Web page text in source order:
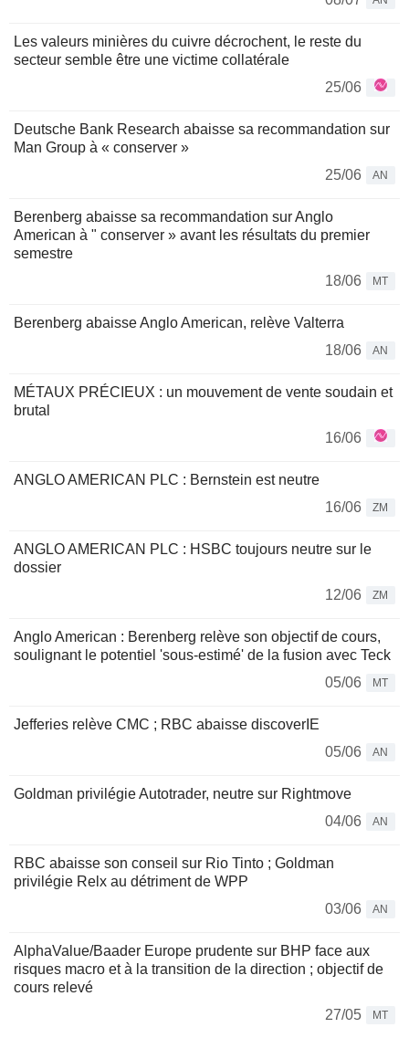
Les valeurs minières du cuivre décrochent, le reste du
secteur semble être une victime collatérale
25/06
Deutsche Bank Research abaisse sa recommandation sur
Man Group à « conserver »
25/06
AN
Berenberg abaisse sa recommandation sur Anglo
American à " conserver » avant les résultats du premier
semestre
18/06
MT
Berenberg abaisse Anglo American, relève Valterra
18/06
AN
MÉTAUX PRÉCIEUX : un mouvement de vente soudain et
brutal
16/06
ANGLO AMERICAN PLC : Bernstein est neutre
16/06
ZM
ANGLO AMERICAN PLC : HSBC toujours neutre sur le
dossier
12/06
ZM
Anglo American : Berenberg relève son objectif de cours,
soulignant le potentiel 'sous-estimé' de la fusion avec Teck
05/06
MT
Jefferies relève CMC ; RBC abaisse discoverIE
05/06
AN
Goldman privilégie Autotrader, neutre sur Rightmove
04/06
AN
RBC abaisse son conseil sur Rio Tinto ; Goldman
privilégie Relx au détriment de WPP
03/06
AN
AlphaValue/Baader Europe prudente sur BHP face aux
risques macro et à la transition de la direction ; objectif de
cours relevé
27/05
MT